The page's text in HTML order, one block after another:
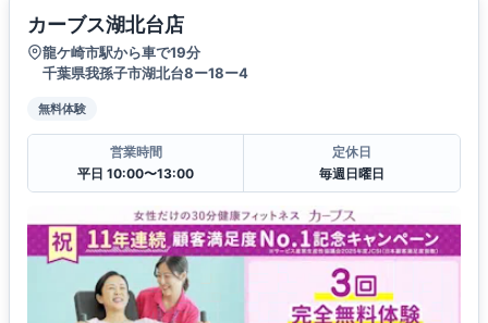
カーブス湖北台店
龍ケ崎市駅から車で19分
千葉県我孫子市湖北台8ー18ー4
無料体験
営業時間
平日 10:00〜13:00
定休日
毎週日曜日